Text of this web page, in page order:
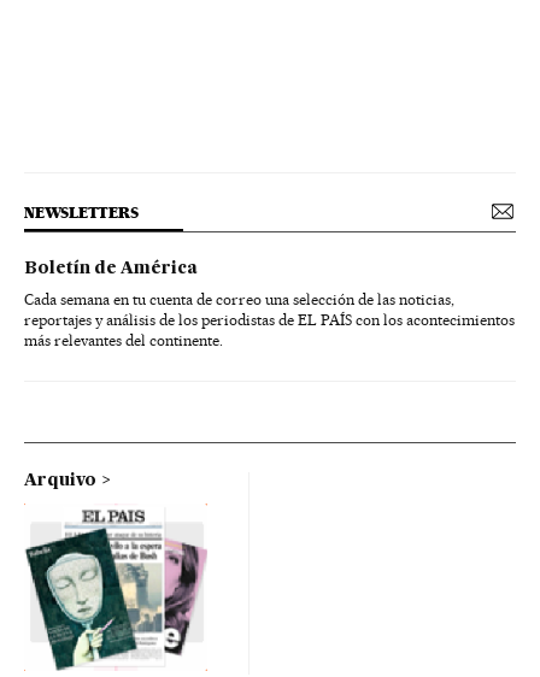
NEWSLETTERS
Boletín de América
Cada semana en tu cuenta de correo una selección de las noticias,
reportajes y análisis de los periodistas de EL PAÍS con los acontecimientos
más relevantes del continente.
Arquivo